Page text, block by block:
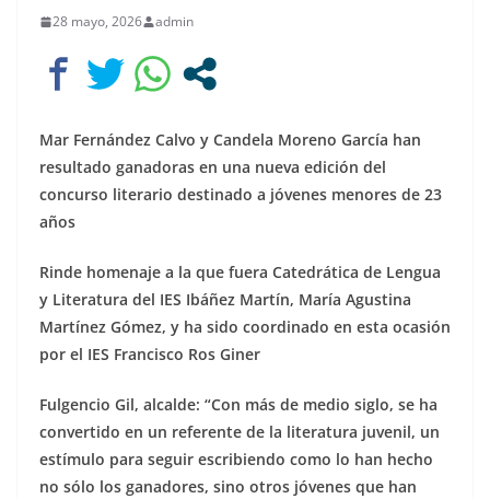
28 mayo, 2026 admin
Mar Fernández Calvo y Candela Moreno García han
resultado ganadoras en una nueva edición del
concurso literario destinado a jóvenes menores de 23
años
Rinde homenaje a la que fuera Catedrática de Lengua
y Literatura del IES Ibáñez Martín, María Agustina
Martínez Gómez, y ha sido coordinado en esta ocasión
por el IES Francisco Ros Giner
Fulgencio Gil, alcalde: “Con más de medio siglo, se ha
convertido en un referente de la literatura juvenil, un
estímulo para seguir escribiendo como lo han hecho
no sólo los ganadores, sino otros jóvenes que han